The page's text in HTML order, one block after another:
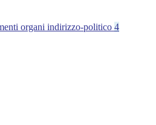
organi indirizzo-politico 4